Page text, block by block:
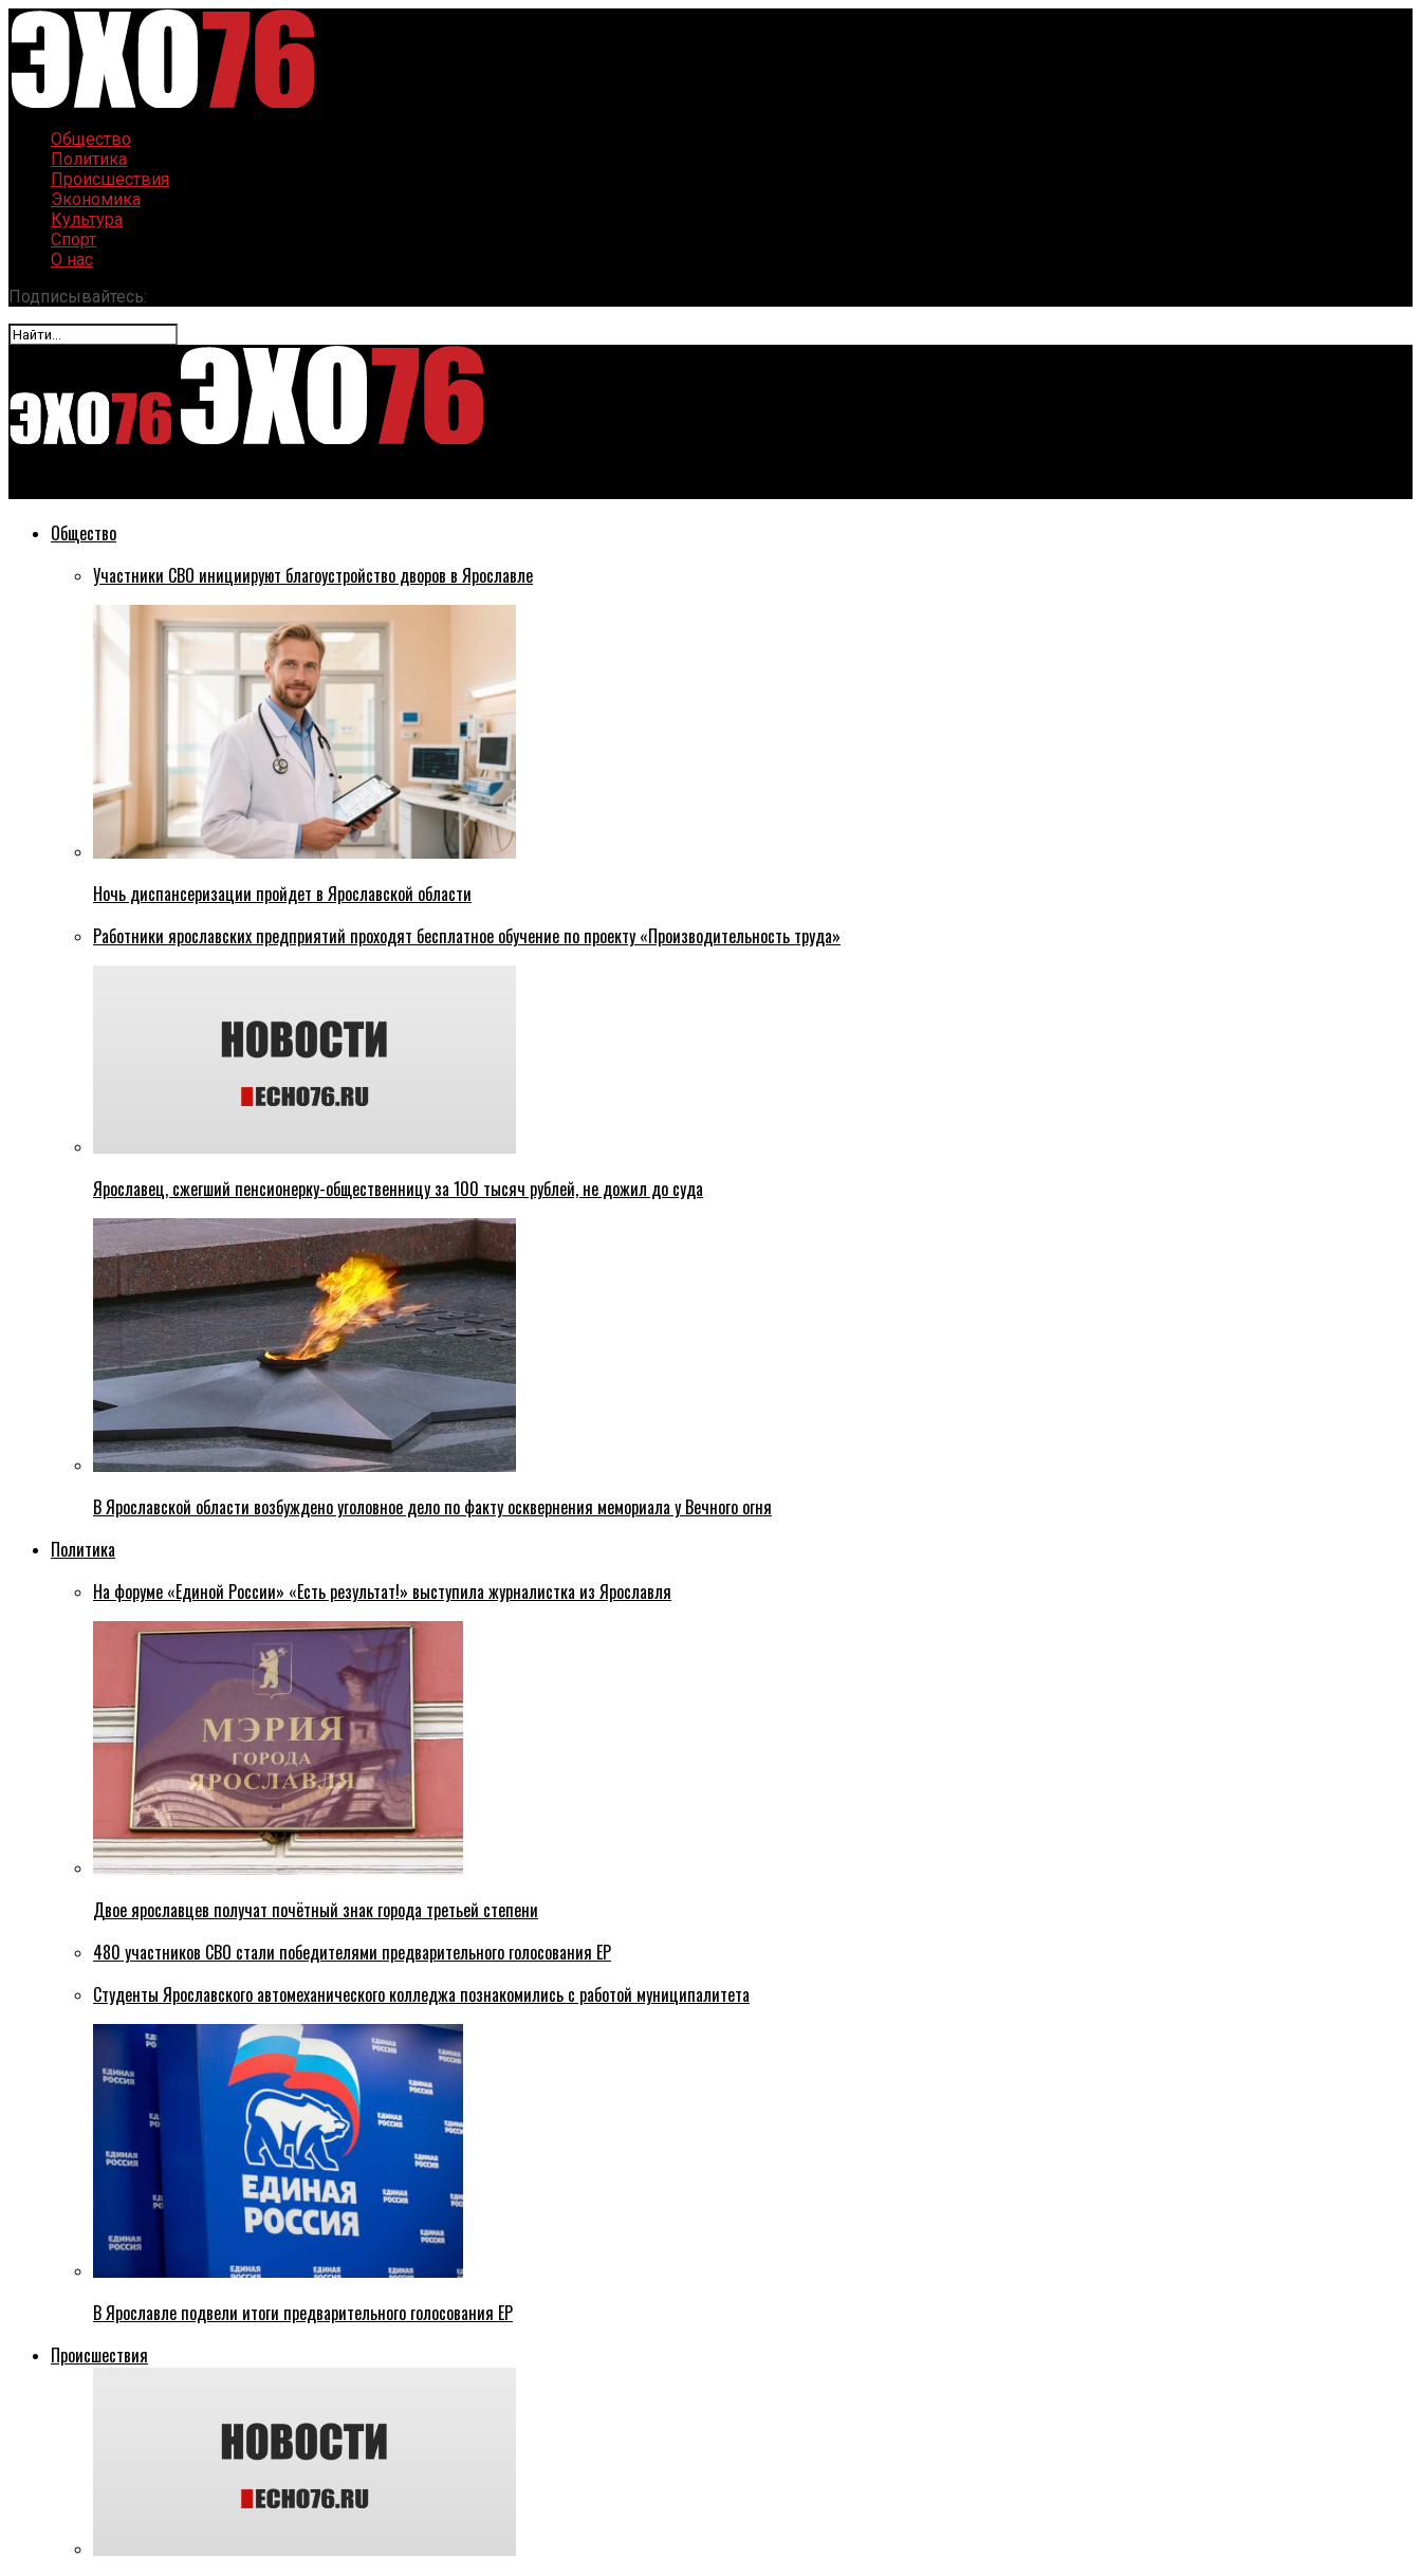
Общество
Политика
Происшествия
Экономика
Культура
Спорт
О нас
Подписывайтесь:
Общество
Участники СВО инициируют благоустройство дворов в Ярославле
Ночь диспансеризации пройдет в Ярославской области
Работники ярославских предприятий проходят бесплатное обучение по проекту «Производительность труда»
Ярославец, сжегший пенсионерку-общественницу за 100 тысяч рублей, не дожил до суда
В Ярославской области возбуждено уголовное дело по факту осквернения мемориала у Вечного огня
Политика
На форуме «Единой России» «Есть результат!» выступила журналистка из Ярославля
Двое ярославцев получат почётный знак города третьей степени
480 участников СВО стали победителями предварительного голосования ЕР
Студенты Ярославского автомеханического колледжа познакомились с работой муниципалитета
В Ярославле подвели итоги предварительного голосования ЕР
Происшествия